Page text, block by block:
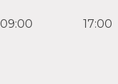
09:00 17:00